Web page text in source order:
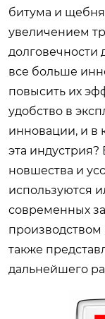
битума и
увеличением
долговечности
все больше
повысить их
удобство в
инновации, и в
эта индустрия?
новшества и
используются
современных
производством
также
дальнейшего